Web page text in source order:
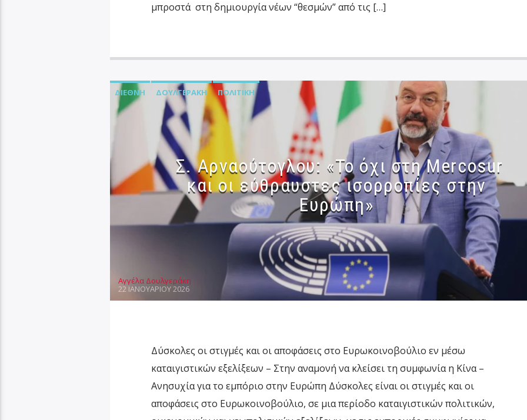
μπροστά στη δημιουργία νέων “θεσμών” από τις […]
ΔΙΕΘΝΉ ΔΟΥΛΓΕΡΆΚΗ ΠΟΛΙΤΙΚΉ
Σ. Αρναούτογλου: «Το όχι στη Mercosur
και οι εύθραυστες ισορροπίες στην
Ευρώπη»
Αγγέλα Δουλγεράκη
22 ΙΑΝΟΥΑΡΊΟΥ 2026
Δύσκολες οι στιγμές και οι αποφάσεις στο Ευρωκοινοβούλιο εν μέσω
καταιγιστικών εξελίξεων – Στην αναμονή να κλείσει τη συμφωνία η Κίνα –
Ανησυχία για το εμπόριο στην Ευρώπη Δύσκολες είναι οι στιγμές και οι
αποφάσεις στο Ευρωκοινοβούλιο, σε μια περίοδο καταιγιστικών πολιτικών,